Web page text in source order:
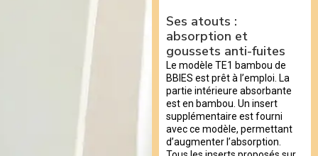
Ses atouts :
absorption et
goussets anti-fuites
Le modèle TE1 bambou de
BBIES est prêt à l’emploi. La
partie intérieure absorbante
est en bambou. Un insert
supplémentaire est fourni
avec ce modèle, permettant
d’augmenter l’absorption.